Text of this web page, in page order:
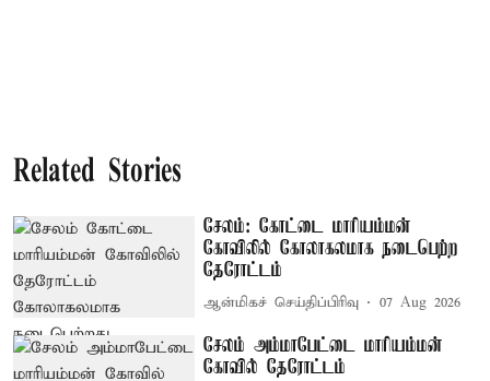
Related Stories
சேலம்: கோட்டை மாரியம்மன்
கோவிலில் கோலாகலமாக நடைபெற்ற
தேரோட்டம்
ஆன்மிகச் செய்திப்பிரிவு 07 Aug 2026
சேலம் அம்மாபேட்டை மாரியம்மன்
கோவில் தேரோட்டம்